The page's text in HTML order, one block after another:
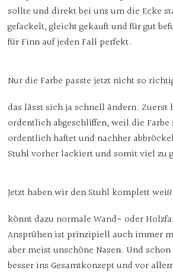
sollte und direkt bei uns um die Ecke
gefackelt, gleicht gekauft und für gut
für Finn auf jeden Fall perfekt.
Nur die Farbe passte jetzt nicht so
das lässt sich ja schnell ändern. Zuerst
ordentlich abgeschliffen, weil die
ordentlich haftet und nachher
Stuhl vorher lackiert und somit viel zu
Jetzt haben wir den Stuhl komplett
könnt dazu normale Wand- oder
Ansprühen ist prinzipiell auch immer
aber meist unschöne Nasen. Und
besser ins Gesamtkonzept und vor